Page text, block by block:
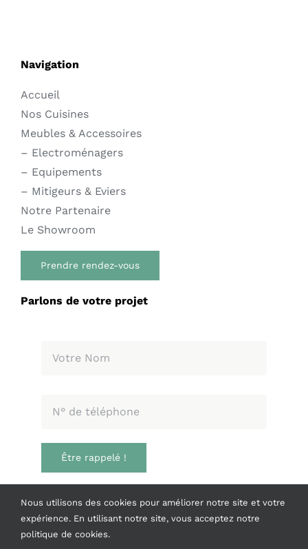
Navigation
Accueil
Nos Cuisines
Meubles & Accessoires
– Electroménagers
– Equipements
– Mitigeurs & Eviers
Notre Partenaire
Le Showroom
Prendre rendez-vous
Parlons de votre projet
Être rappelé !
Mentions légales
Nous utilisons des cookies pour améliorer notre site et votre
expérience. En utilisant notre site, vous acceptez notre
politique de cookies.